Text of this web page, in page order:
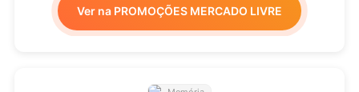
Ver na PROMOÇÕES MERCADO LIVRE